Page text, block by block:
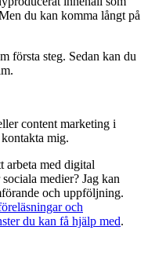
du kan komma långt på
första steg. Sedan kan du
content marketing i
mig.
arbeta med digital
medier? Jag kan
och uppföljning.
och
du kan få hjälp med.